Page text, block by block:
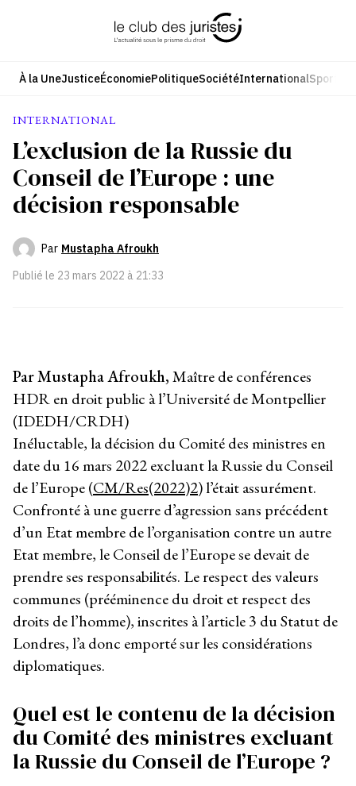
À la UneJusticeÉconomiePolitiqueSociétéInternationalSport
INTERNATIONAL
L’exclusion de la Russie du
Conseil de l’Europe : une
décision responsable
Par Mustapha Afroukh
Publié le 23 mars 2022 à 21:33
Par Mustapha Afroukh,Maître de conférences
HDR en droit public à l’Université de Montpellier
(IDEDH/CRDH)
Inéluctable, la décision du Comité des ministres en
date du 16 mars 2022 excluant la Russie du Conseil
de l’Europe (CM/Res(2022)2) l’était assurément.
Confronté à une guerre d’agression sans précédent
d’un Etat membre de l’organisation contre un autre
Etat membre, le Conseil de l’Europe se devait de
prendre ses responsabilités. Le respect des valeurs
communes (prééminence du droit et respect des
droits de l’homme), inscrites à l’article 3 du Statut de
Londres, l’a donc emporté sur les considérations
diplomatiques.
Quel est le contenu de la décision
du Comité des ministres excluant
la Russie du Conseil de l’Europe ?